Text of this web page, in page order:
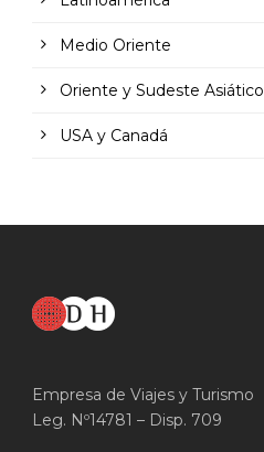
Medio Oriente
Oriente y Sudeste Asiático
USA y Canadá
Empresa de Viajes y Turismo
Leg. Nº14781 – Disp. 709